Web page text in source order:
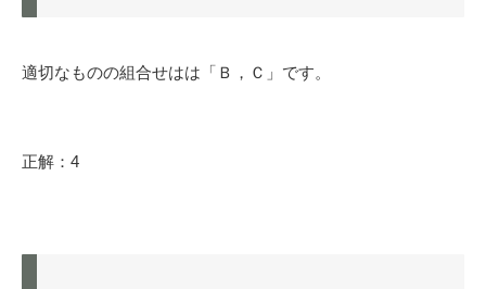
適切なものの組合せはは「Ｂ，Ｃ」です。
正解：4